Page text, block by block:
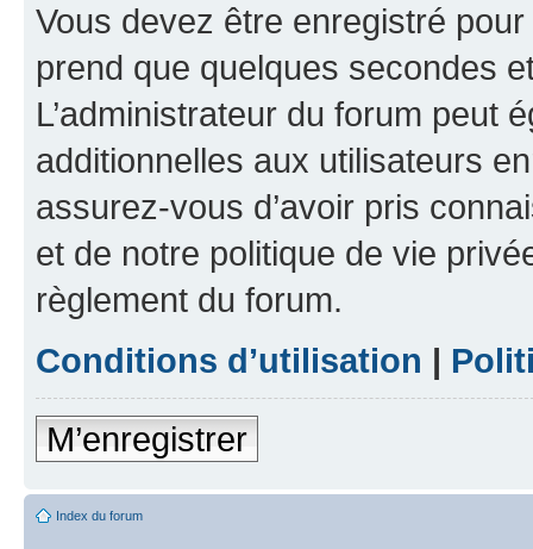
Vous devez être enregistré
prend que quelques secondes
L’administrateur du forum peut
additionnelles aux utilisateurs
assurez-vous d’avoir pris
et de notre politique de vie
règlement du forum.
Conditions d’utilisation |
M’enregistrer
Index du forum